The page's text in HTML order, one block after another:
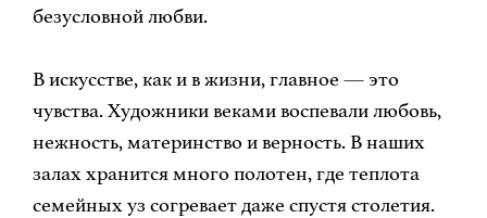
безусловной любви.
В искусстве, как и в жизни, главное — это
чувства. Художники веками воспевали любовь,
нежность, материнство и верность. В наших
залах хранится много полотен, где теплота
семейных уз согревает даже спустя столетия.